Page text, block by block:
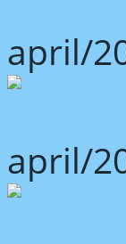
april/
april/